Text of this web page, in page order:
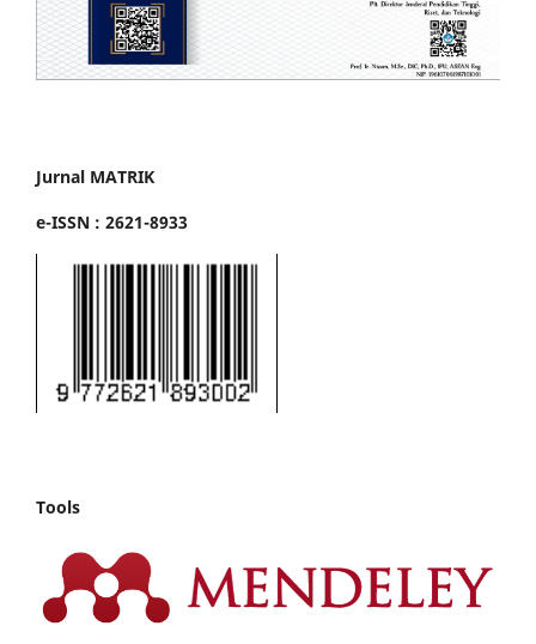
Jurnal MATRIK
e-ISSN : 2621-8933
Tools